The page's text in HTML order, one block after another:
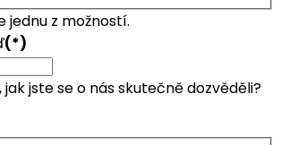
jednu z možností.
(*)
jste se o nás skutečně dozvěděli?